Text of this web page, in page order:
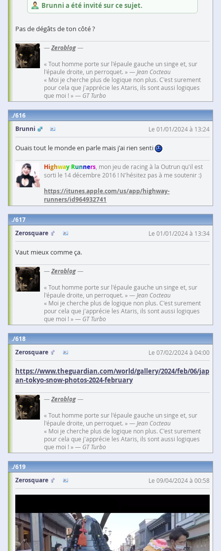
Brunni a été invité sur ce sujet.
Pas de dégâts de ton côté ?
—Zeroblog—
« Tout homme porte sur l'épaule gauche un singe et, sur
l'épaule droite, un perroquet. » — Jean Cocteau
« Moi je cherche plus de logique non plus. C'est surement
pour cela que j'apprécie les Ataris, ils sont aussi logiques
que moi ! » — GT Turbo
616
Brunni
Le 01/01/2024 à 13:24
Ouais tout le monde en parle mais j'ai rien senti
Highway Runners , mon jeu de racing à la Outrun qu'il est
sorti le 14 décembre 2016 ! N'hésitez pas à me soutenir :)
https://itunes.apple.com/us/app/highway-
runners/id964932741
617
Zerosquare
Le 01/01/2024 à 13:34
Vaut mieux comme ça.
—Zeroblog—
« Tout homme porte sur l'épaule gauche un singe et, sur
l'épaule droite, un perroquet. » — Jean Cocteau
« Moi je cherche plus de logique non plus. C'est surement
pour cela que j'apprécie les Ataris, ils sont aussi logiques
que moi ! » — GT Turbo
618
Zerosquare
Le 07/02/2024 à 04:00
https://www.theguardian.com/world/gallery/2024/feb/06/jap
an-tokyo-snow-photos-2024-february
—Zeroblog—
« Tout homme porte sur l'épaule gauche un singe et, sur
l'épaule droite, un perroquet. » — Jean Cocteau
« Moi je cherche plus de logique non plus. C'est surement
pour cela que j'apprécie les Ataris, ils sont aussi logiques
que moi ! » — GT Turbo
619
Zerosquare
Le 09/04/2024 à 00:58